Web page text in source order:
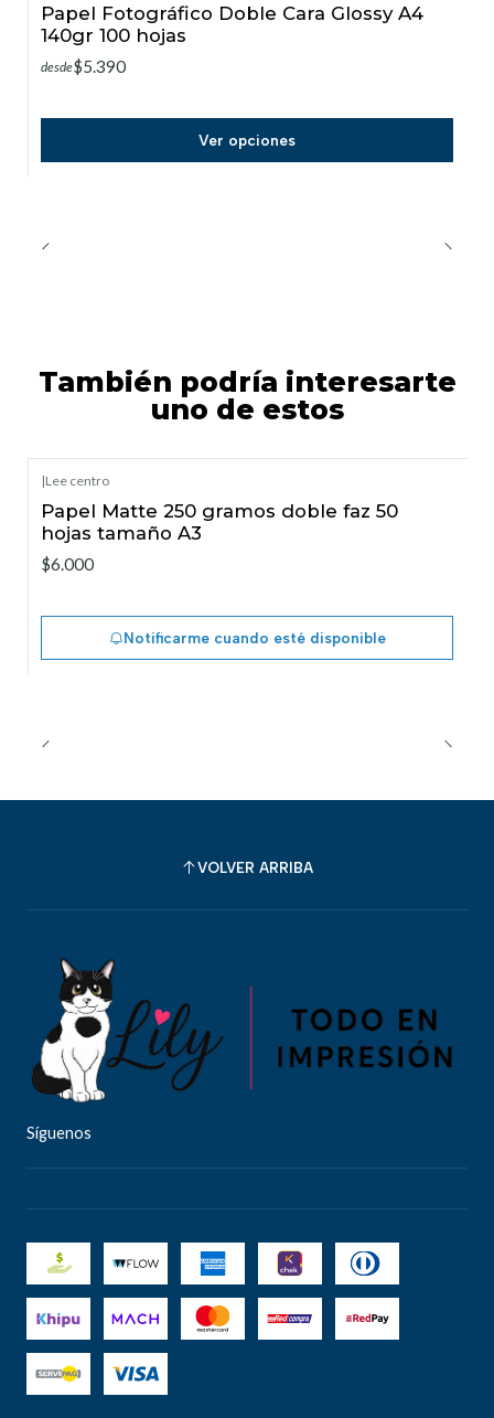
Papel Fotográfico Doble Cara Glossy A4
140gr 100 hojas
desde$5.390
Ver opciones
También podría interesarte
uno de estos
Agotado
|Lee centro
Papel Matte 250 gramos doble faz 50
hojas tamaño A3
$6.000
Notificarme cuando esté disponible
VOLVER ARRIBA
Síguenos